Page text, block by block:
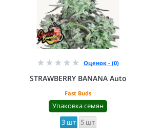
Оценок - (0)
STRAWBERRY BANANA Auto
Fast Buds
Упаковка семян
3 шт 5 шт